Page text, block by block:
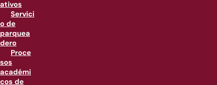
ativos
Servici
o de
parquea
dero
Proce
sos
académi
cos de